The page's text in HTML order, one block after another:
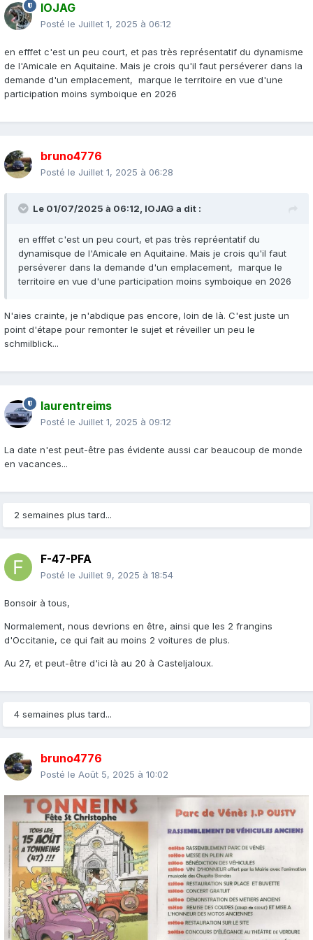
IOJAG
Posté le Juillet 1, 2025 à 06:12
en efffet c'est un peu court, et pas très représentatif du dynamisme
de l'Amicale en Aquitaine. Mais je crois qu'il faut perséverer dans la
demande d'un emplacement, marque le territoire en vue d'une
participation moins symboique en 2026
bruno4776
Posté le Juillet 1, 2025 à 06:28
Le 01/07/2025 à 06:12, IOJAG a dit :
en efffet c'est un peu court, et pas très repréentatif du
dynamisque de l'Amicale en Aquitaine. Mais je crois qu'il faut
perséverer dans la demande d'un emplacement, marque le
territoire en vue d'une participation moins symboique en 2026
N'aies crainte, je n'abdique pas encore, loin de là. C'est juste un
point d'étape pour remonter le sujet et réveiller un peu le
schmilblick...
laurentreims
Posté le Juillet 1, 2025 à 09:12
La date n'est peut-être pas évidente aussi car beaucoup de monde
en vacances...
2 semaines plus tard...
F-47-PFA
Posté le Juillet 9, 2025 à 18:54
Bonsoir à tous,
Normalement, nous devrions en être, ainsi que les 2 frangins
d'Occitanie, ce qui fait au moins 2 voitures de plus.
Au 27, et peut-être d'ici là au 20 à Casteljaloux.
4 semaines plus tard...
bruno4776
Posté le Août 5, 2025 à 10:02